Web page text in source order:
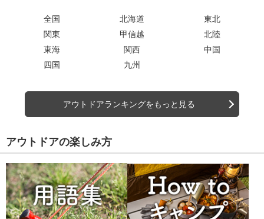
全国 北海道
東北
関東
甲信越
北陸
東海
関西
中国
四国
九州
アウトドアランキングをもっと見る
アウトドアの楽しみ方